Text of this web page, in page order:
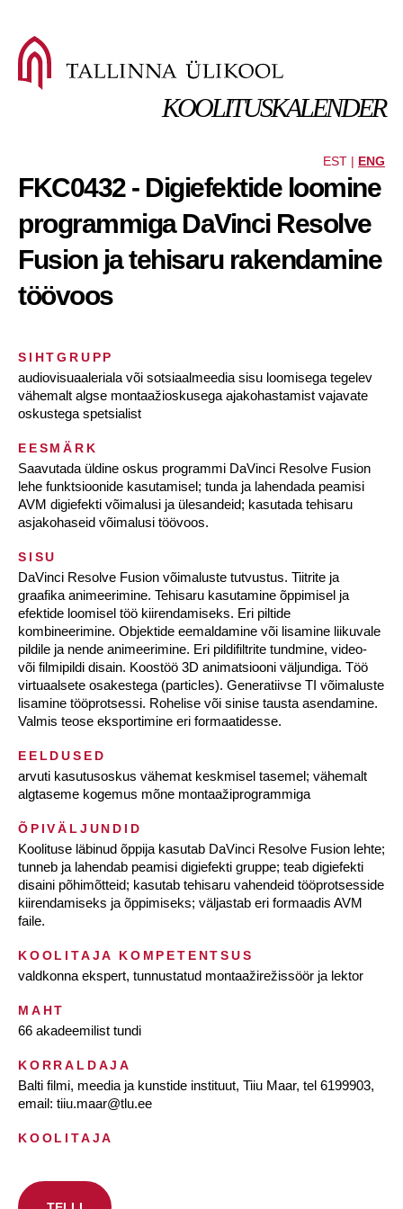
KOOLITUSKALENDER
EST | ENG
FKC0432 - Digiefektide loomine
programmiga DaVinci Resolve
Fusion ja tehisaru rakendamine
töövoos
SIHTGRUPP
audiovisuaaleriala või sotsiaalmeedia sisu loomisega tegelev
vähemalt algse montaažioskusega ajakohastamist vajavate
oskustega spetsialist
EESMÄRK
Saavutada üldine oskus programmi DaVinci Resolve Fusion
lehe funktsioonide kasutamisel; tunda ja lahendada peamisi
AVM digiefekti võimalusi ja ülesandeid; kasutada tehisaru
asjakohaseid võimalusi töövoos.
SISU
DaVinci Resolve Fusion võimaluste tutvustus. Tiitrite ja
graafika animeerimine. Tehisaru kasutamine õppimisel ja
efektide loomisel töö kiirendamiseks. Eri piltide
kombineerimine. Objektide eemaldamine või lisamine liikuvale
pildile ja nende animeerimine. Eri pildifiltrite tundmine, video-
või filmipildi disain. Koostöö 3D animatsiooni väljundiga. Töö
virtuaalsete osakestega (particles). Generatiivse TI võimaluste
lisamine tööprotsessi. Rohelise või sinise tausta asendamine.
Valmis teose eksportimine eri formaatidesse.
EELDUSED
arvuti kasutusoskus vähemat keskmisel tasemel; vähemalt
algtaseme kogemus mõne montaažiprogrammiga
ÕPIVÄLJUNDID
Koolituse läbinud õppija kasutab DaVinci Resolve Fusion lehte;
tunneb ja lahendab peamisi digiefekti gruppe; teab digiefekti
disaini põhimõtteid; kasutab tehisaru vahendeid tööprotsesside
kiirendamiseks ja õppimiseks; väljastab eri formaadis AVM
faile.
KOOLITAJA KOMPETENTSUS
valdkonna ekspert, tunnustatud montaažirežissöör ja lektor
MAHT
66 akadeemilist tundi
KORRALDAJA
Balti filmi, meedia ja kunstide instituut, Tiiu Maar, tel 6199903,
email: tiiu.maar@tlu.ee
KOOLITAJA